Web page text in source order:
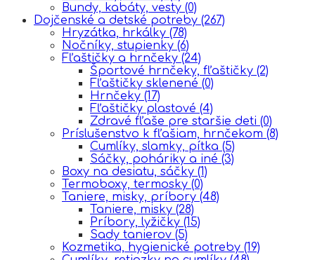
Bundy, kabáty, vesty (0)
Dojčenské a detské potreby (267)
Hryzátka, hrkálky (78)
Nočníky, stupienky (6)
Fľaštičky a hrnčeky (24)
Športové hrnčeky, fľaštičky (2)
Fľaštičky sklenené (0)
Hrnčeky (17)
Fľaštičky plastové (4)
Zdravé fľaše pre staršie deti (0)
Príslušenstvo k fľašiam, hrnčekom (8)
Cumlíky, slamky, pítka (5)
Sáčky, poháriky a iné (3)
Boxy na desiatu, sáčky (1)
Termoboxy, termosky (0)
Taniere, misky, príbory (48)
Taniere, misky (28)
Príbory, lyžičky (15)
Sady tanierov (5)
Kozmetika, hygienické potreby (19)